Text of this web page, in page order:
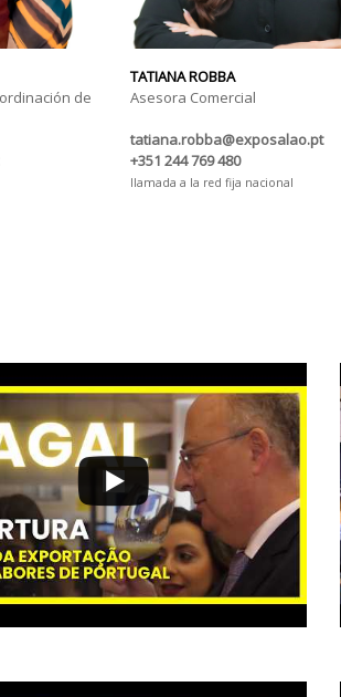
de
TATIANA ROBBA
Asesora Comercial
tatiana.robba@exposalao.pt
+351 244 769 480
llamada a la red fija nacional